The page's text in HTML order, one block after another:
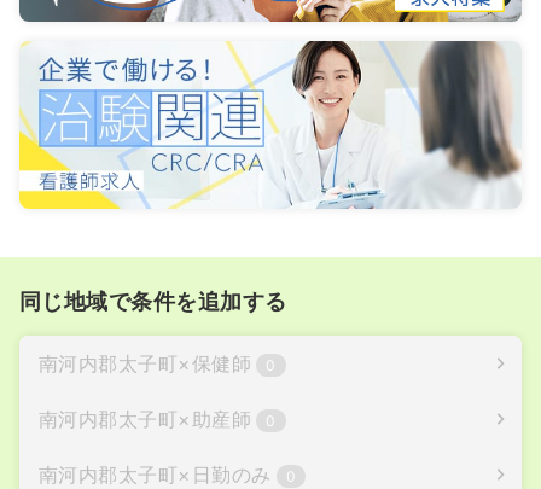
同じ地域で条件を追加する
南河内郡太子町×保健師 0
南河内郡太子町×助産師 0
南河内郡太子町× 日勤のみ 0